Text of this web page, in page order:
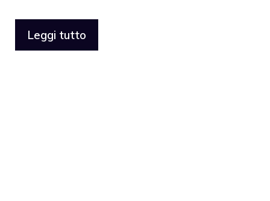
Leggi tutto